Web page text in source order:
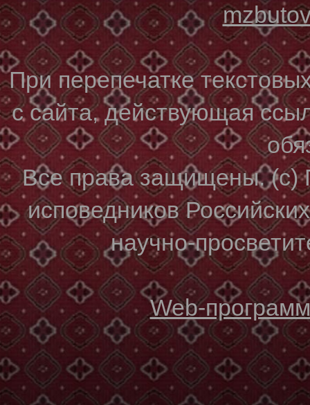
При перепечатке
с сайта, действующая
Все права защищены. (с)
исповедников
научно-
Web-